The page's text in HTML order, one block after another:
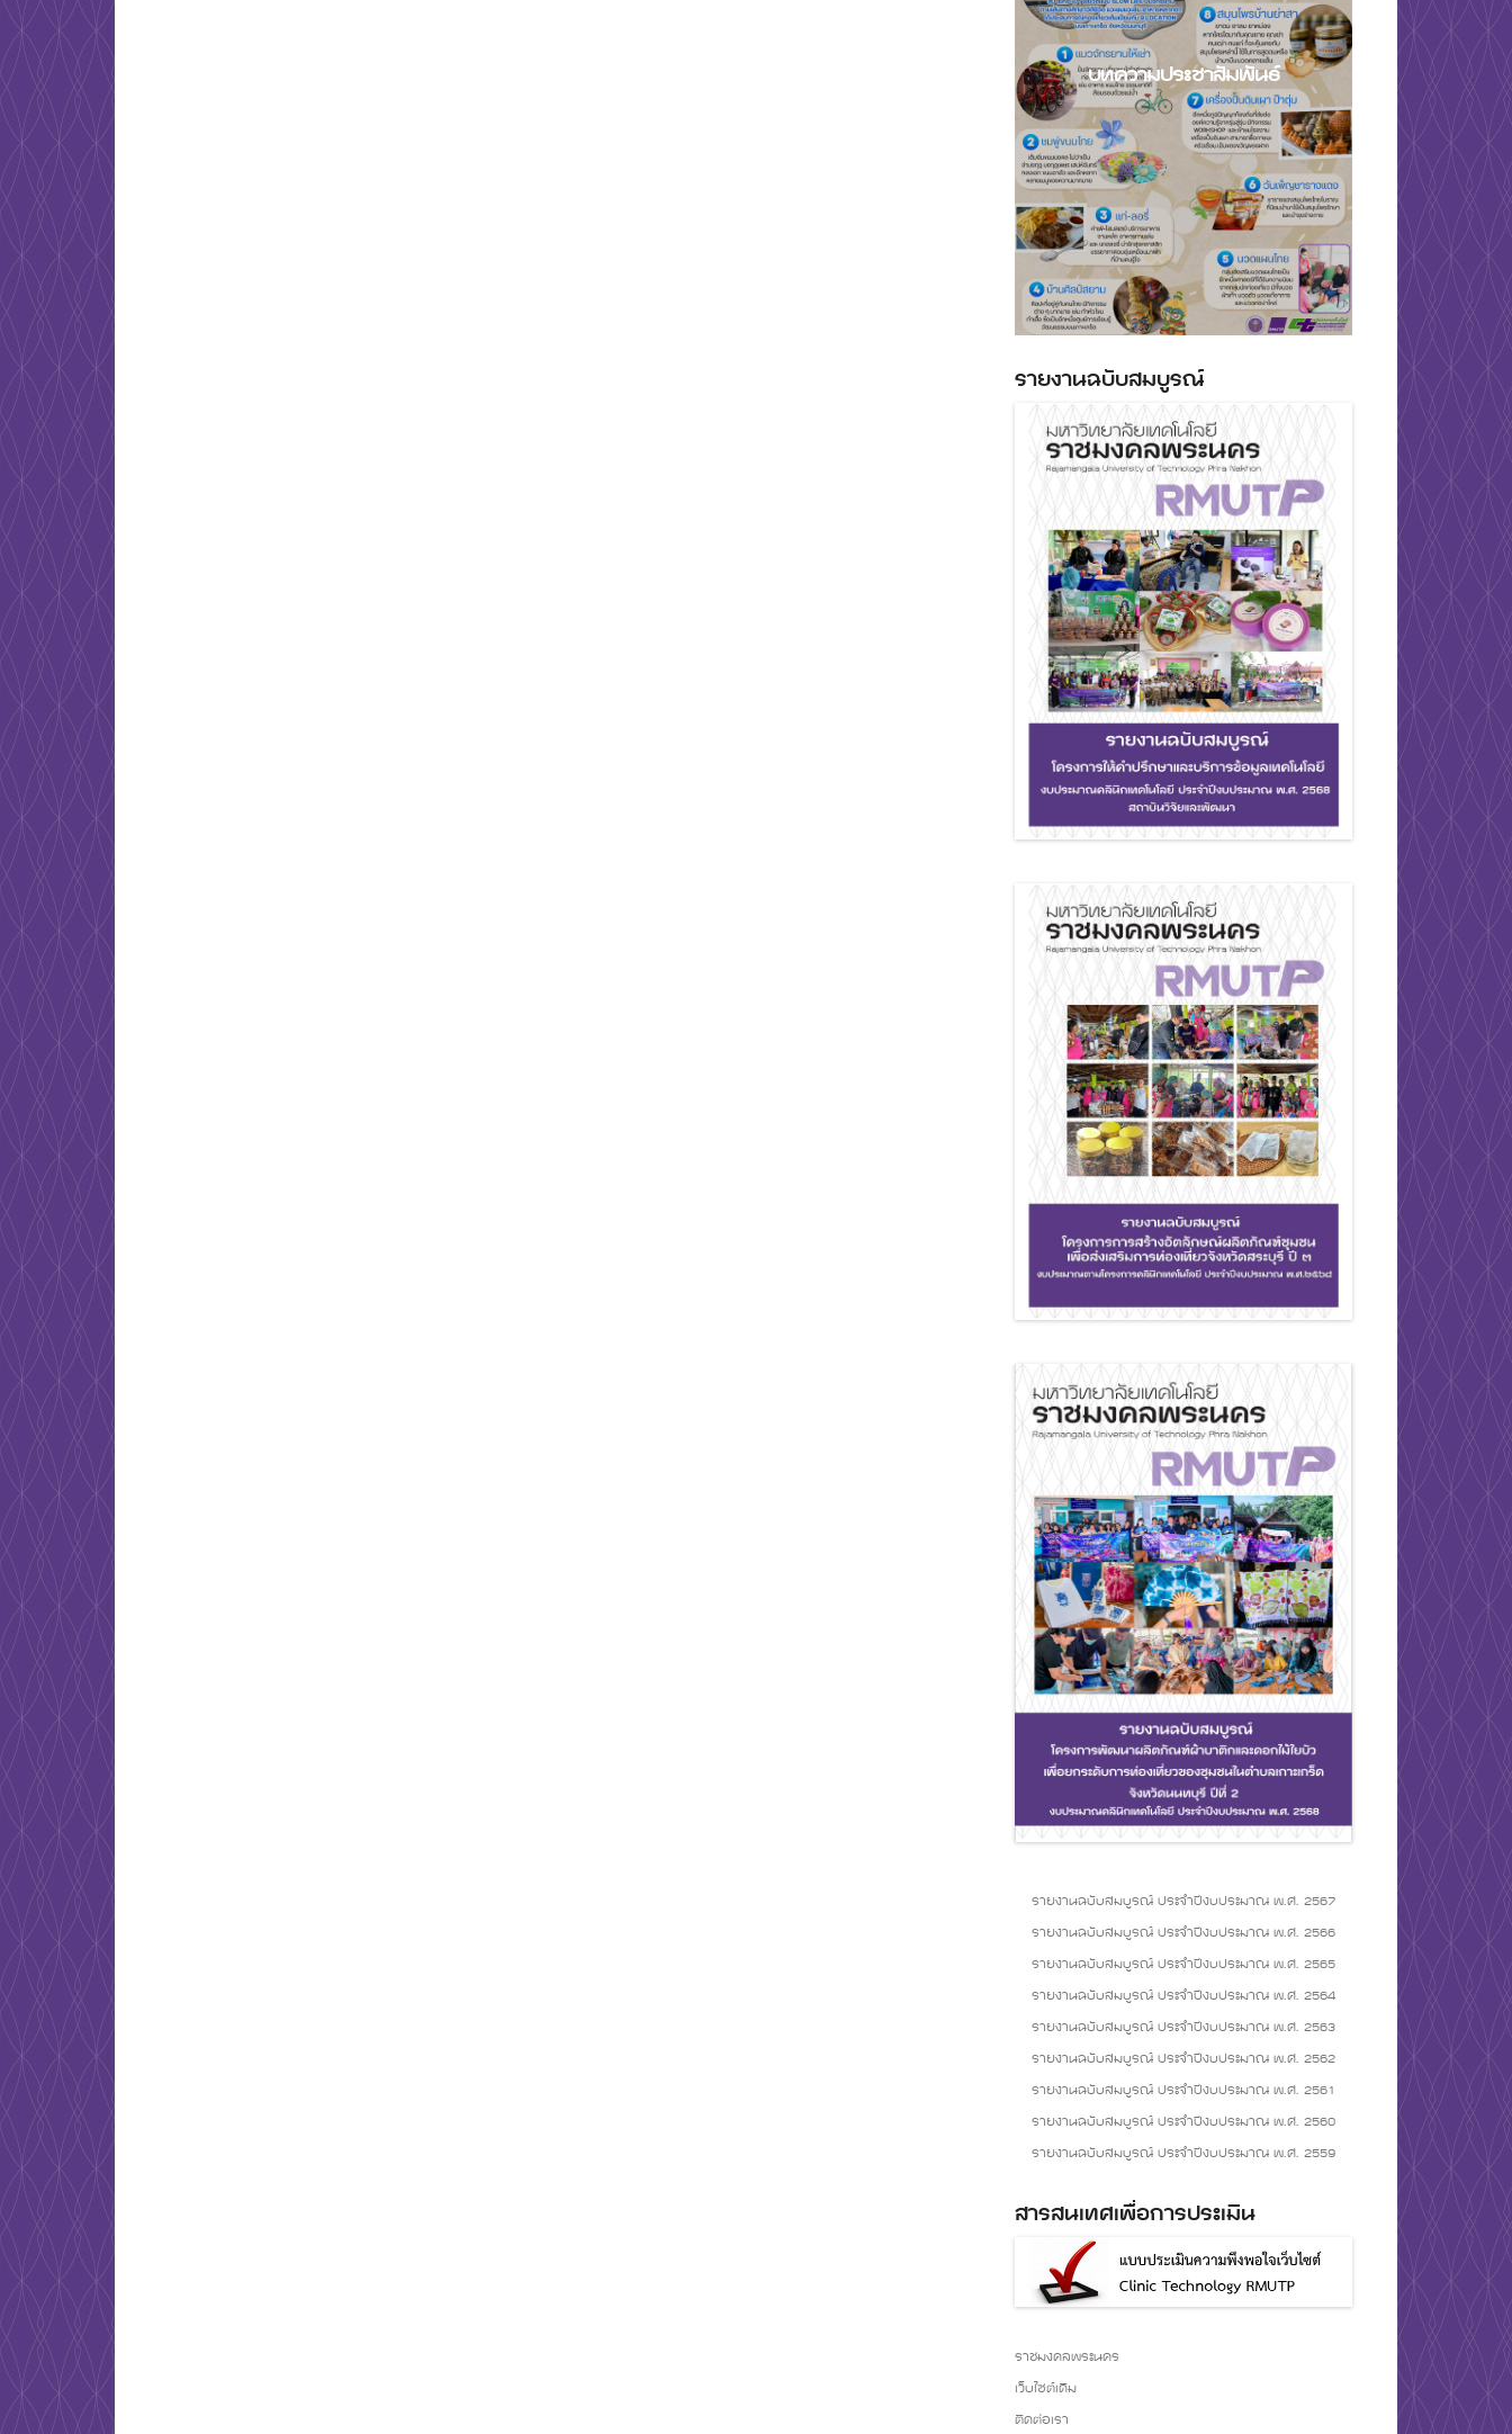
บทความประชาสัมพันธ์
รายงานฉบับสมบูรณ์
รายงานฉบับสมบูรณ์ ประจำปีงบประมาณ พ.ศ. 2567
รายงานฉบับสมบูรณ์ ประจำปีงบประมาณ พ.ศ. 2566
รายงานฉบับสมบูรณ์ ประจำปีงบประมาณ พ.ศ. 2565
รายงานฉบับสมบูรณ์ ประจำปีงบประมาณ พ.ศ. 2564
รายงานฉบับสมบูรณ์ ประจำปีงบประมาณ พ.ศ. 2563
รายงานฉบับสมบูรณ์ ประจำปีงบประมาณ พ.ศ. 2562
รายงานฉบับสมบูรณ์ ประจำปีงบประมาณ พ.ศ. 2561
รายงานฉบับสมบูรณ์ ประจำปีงบประมาณ พ.ศ. 2560
รายงานฉบับสมบูรณ์ ประจำปีงบประมาณ พ.ศ. 2559
สารสนเทศเพื่อการประเมิน
ราชมงคลพระนคร
เว็บไซต์เดิม
ติดต่อเรา